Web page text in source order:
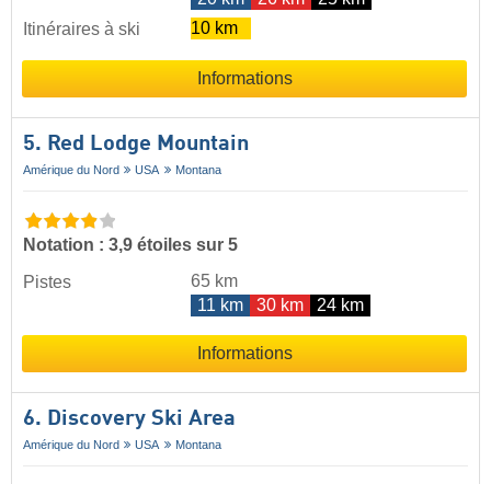
Itinéraires à ski
10 km
Informations
5. Red Lodge Mountain
Amérique du Nord USA Montana
Notation : 3,9 étoiles sur 5
Pistes
65 km
11 km
30 km 24 km
Informations
6. Discovery Ski Area
Amérique du Nord USA Montana